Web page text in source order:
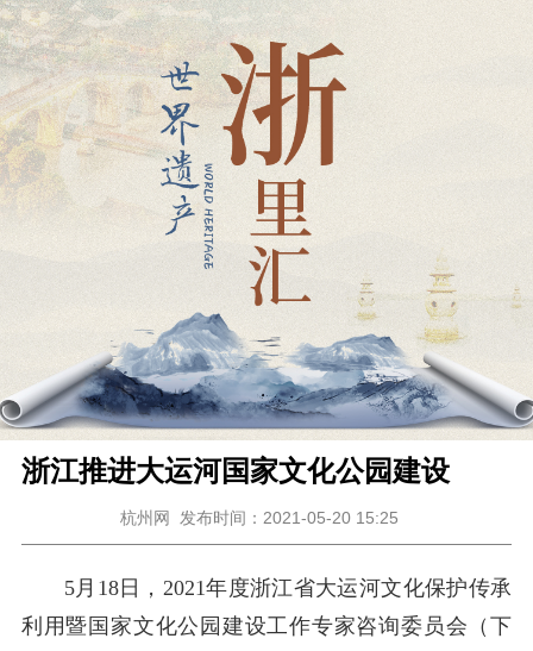
浙江推进大运河国家文化公园建设
杭州网 发布时间：2021-05-20 15:25
5月18日，2021年度浙江省大运河文化保护传承
利用暨国家文化公园建设工作专家咨询委员会（下